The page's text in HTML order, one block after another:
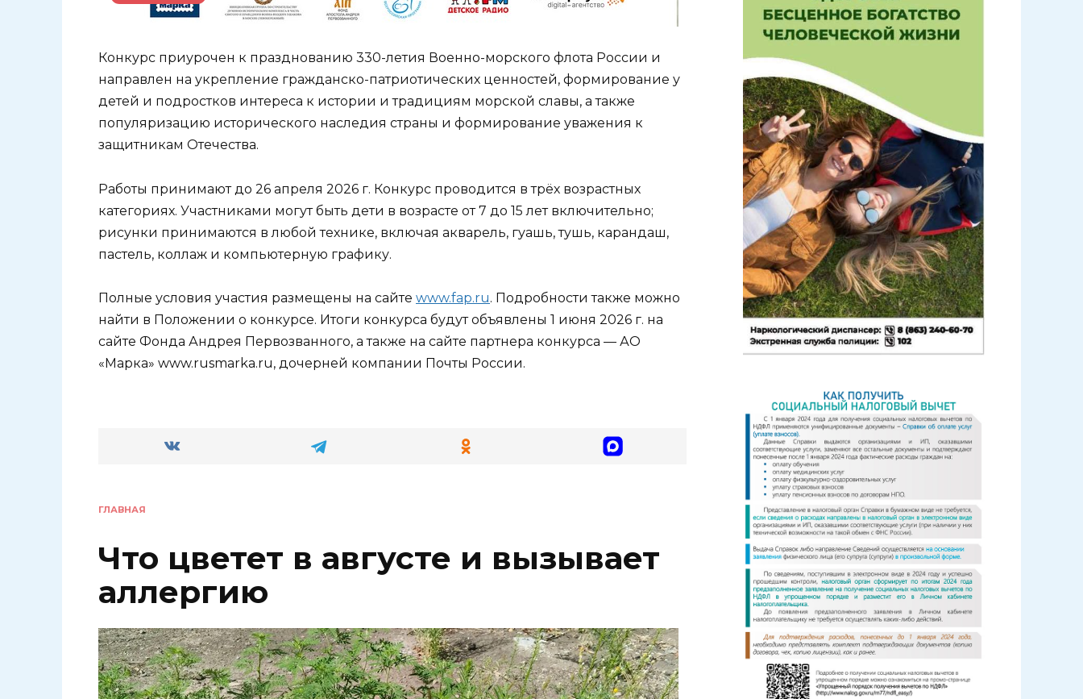
Конкурс приурочен к празднованию 330-летия Военно-морского флота России и
направлен на укрепление гражданско-патриотических ценностей, формирование у
детей и подростков интереса к истории и традициям морской славы, а также
популяризацию исторического наследия страны и формирование уважения к
защитникам Отечества.
Работы принимают до 26 апреля 2026 г. Конкурс проводится в трёх возрастных
категориях. Участниками могут быть дети в возрасте от 7 до 15 лет включительно;
рисунки принимаются в любой технике, включая акварель, гуашь, тушь, карандаш,
пастель, коллаж и компьютерную графику.
Полные условия участия размещены на сайте www.fap.ru. Подробности также можно
найти в Положении о конкурсе. Итоги конкурса будут объявлены 1 июня 2026 г. на
сайте Фонда Андрея Первозванного, а также на сайте партнера конкурса — АО
«Марка» www.rusmarka.ru, дочерней компании Почты России.
ГЛАВНАЯ
Что цветет в августе и вызывает
аллергию